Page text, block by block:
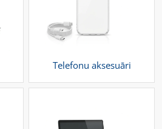
Telefonu aksesuāri